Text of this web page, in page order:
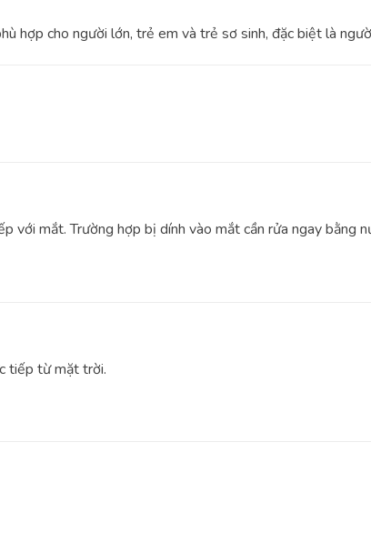
hợp cho người lớn, trẻ em và trẻ sơ sinh, đặc biệt là
với mắt. Trường hợp bị dính vào mắt cần rửa ngay bằng
tiếp từ mặt trời.